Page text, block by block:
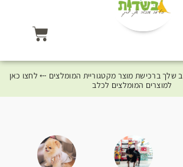
שלך ברכישת מוצר מקטגוריית המומלצים ⤎ לחצו כאן
למוצרים המומלצים לכלב